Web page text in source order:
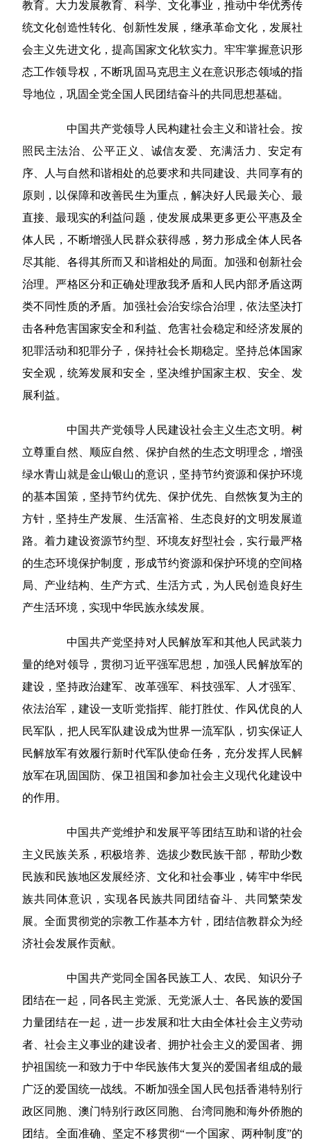
教育。大力发展教育、科学、文化事业，推动中华优秀传
统文化创造性转化、创新性发展，继承革命文化，发展社
会主义先进文化，提高国家文化软实力。牢牢掌握意识形
态工作领导权，不断巩固马克思主义在意识形态领域的指
导地位，巩固全党全国人民团结奋斗的共同思想基础。
中国共产党领导人民构建社会主义和谐社会。按
照民主法治、公平正义、诚信友爱、充满活力、安定有
序、人与自然和谐相处的总要求和共同建设、共同享有的
原则，以保障和改善民生为重点，解决好人民最关心、最
直接、最现实的利益问题，使发展成果更多更公平惠及全
体人民，不断增强人民群众获得感，努力形成全体人民各
尽其能、各得其所而又和谐相处的局面。加强和创新社会
治理。严格区分和正确处理敌我矛盾和人民内部矛盾这两
类不同性质的矛盾。加强社会治安综合治理，依法坚决打
击各种危害国家安全和利益、危害社会稳定和经济发展的
犯罪活动和犯罪分子，保持社会长期稳定。坚持总体国家
安全观，统筹发展和安全，坚决维护国家主权、安全、发
展利益。
中国共产党领导人民建设社会主义生态文明。树
立尊重自然、顺应自然、保护自然的生态文明理念，增强
绿水青山就是金山银山的意识，坚持节约资源和保护环境
的基本国策，坚持节约优先、保护优先、自然恢复为主的
方针，坚持生产发展、生活富裕、生态良好的文明发展道
路。着力建设资源节约型、环境友好型社会，实行最严格
的生态环境保护制度，形成节约资源和保护环境的空间格
局、产业结构、生产方式、生活方式，为人民创造良好生
产生活环境，实现中华民族永续发展。
中国共产党坚持对人民解放军和其他人民武装力
量的绝对领导，贯彻习近平强军思想，加强人民解放军的
建设，坚持政治建军、改革强军、科技强军、人才强军、
依法治军，建设一支听党指挥、能打胜仗、作风优良的人
民军队，把人民军队建设成为世界一流军队，切实保证人
民解放军有效履行新时代军队使命任务，充分发挥人民解
放军在巩固国防、保卫祖国和参加社会主义现代化建设中
的作用。
中国共产党维护和发展平等团结互助和谐的社会
主义民族关系，积极培养、选拔少数民族干部，帮助少数
民族和民族地区发展经济、文化和社会事业，铸牢中华民
族共同体意识，实现各民族共同团结奋斗、共同繁荣发
展。全面贯彻党的宗教工作基本方针，团结信教群众为经
济社会发展作贡献。
中国共产党同全国各民族工人、农民、知识分子
团结在一起，同各民主党派、无党派人士、各民族的爱国
力量团结在一起，进一步发展和壮大由全体社会主义劳动
者、社会主义事业的建设者、拥护社会主义的爱国者、拥
护祖国统一和致力于中华民族伟大复兴的爱国者组成的最
广泛的爱国统一战线。不断加强全国人民包括香港特别行
政区同胞、澳门特别行政区同胞、台湾同胞和海外侨胞的
团结。全面准确、坚定不移贯彻“一个国家、两种制度”的